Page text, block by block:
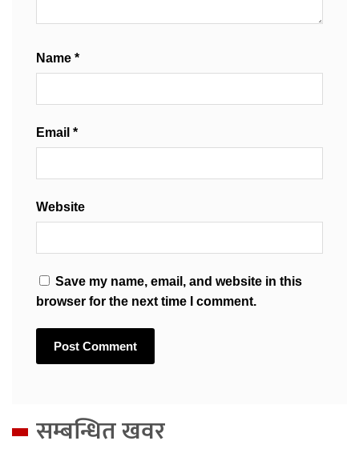
Name *
Email *
Website
Save my name, email, and website in this
browser for the next time I comment.
सम्बन्धित खवर